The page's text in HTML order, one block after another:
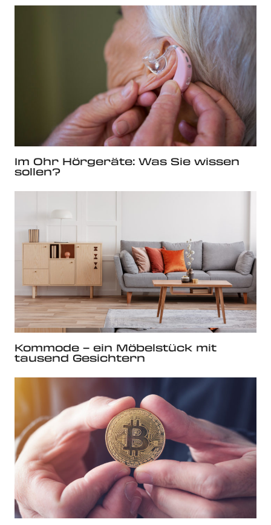
Im Ohr Hörgeräte: Was Sie wissen
sollen?
Kommode – ein Möbelstück mit
tausend Gesichtern